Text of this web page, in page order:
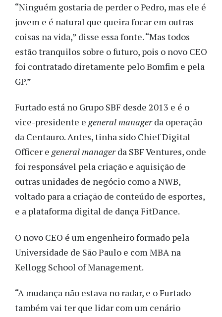
“Ninguém gostaria de perder o Pedro, mas ele é
jovem e é natural que queira focar em outras
coisas na vida,” disse essa fonte. “Mas todos
estão tranquilos sobre o futuro, pois o novo CEO
foi contratado diretamente pelo Bomfim e pela
GP.”
Furtado está no Grupo SBF desde 2013 e é o
vice-presidente e general managerda operação
da Centauro. Antes, tinha sido Chief Digital
Officer e general managerda SBF Ventures, onde
foi responsável pela criação e aquisição de
outras unidades de negócio como a NWB,
voltado para a criação de conteúdo de esportes,
e a plataforma digital de dança FitDance.
O novo CEO é um engenheiro formado pela
Universidade de São Paulo e com MBA na
Kellogg School of Management.
“A mudança não estava no radar, e o Furtado
também vai ter que lidar com um cenário